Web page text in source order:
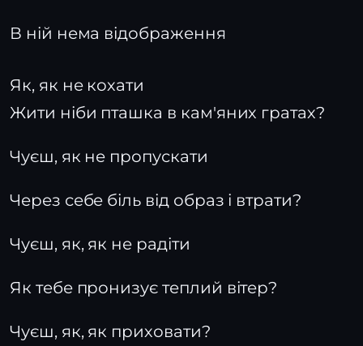
В ній нема відображення
Як, як не кохати
Жити ніби пташка в кам'яних гратах?
Чуєш, як не пропускати
Через себе біль від образ і втрати?
Чуєш, як, як не радіти
Як тебе пронизує теплий вітер?
Чуєш, як, як приховати?